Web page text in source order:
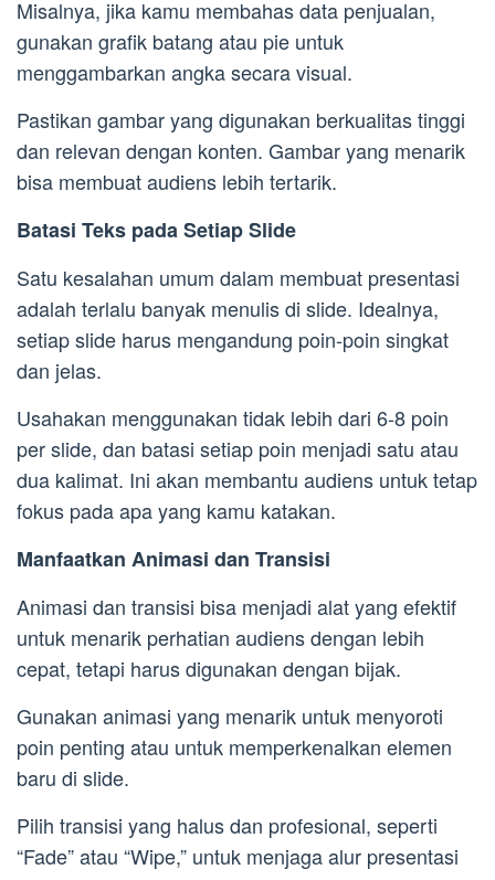
Misalnya, jika kamu membahas data penjualan,
gunakan grafik batang atau pie untuk
menggambarkan angka secara visual.
Pastikan gambar yang digunakan berkualitas tinggi
dan relevan dengan konten. Gambar yang menarik
bisa membuat audiens lebih tertarik.
Batasi Teks pada Setiap Slide
Satu kesalahan umum dalam membuat presentasi
adalah terlalu banyak menulis di slide. Idealnya,
setiap slide harus mengandung poin-poin singkat
dan jelas.
Usahakan menggunakan tidak lebih dari 6-8 poin
per slide, dan batasi setiap poin menjadi satu atau
dua kalimat. Ini akan membantu audiens untuk tetap
fokus pada apa yang kamu katakan.
Manfaatkan Animasi dan Transisi
Animasi dan transisi bisa menjadi alat yang efektif
untuk menarik perhatian audiens dengan lebih
cepat, tetapi harus digunakan dengan bijak.
Gunakan animasi yang menarik untuk menyoroti
poin penting atau untuk memperkenalkan elemen
baru di slide.
Pilih transisi yang halus dan profesional, seperti
“Fade” atau “Wipe,” untuk menjaga alur presentasi